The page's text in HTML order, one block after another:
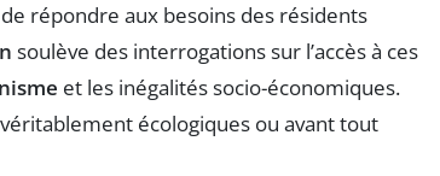
répondre aux besoins des résidents
soulève des interrogations sur l’accès à ces
et les inégalités socio-économiques.
écologiques ou avant tout